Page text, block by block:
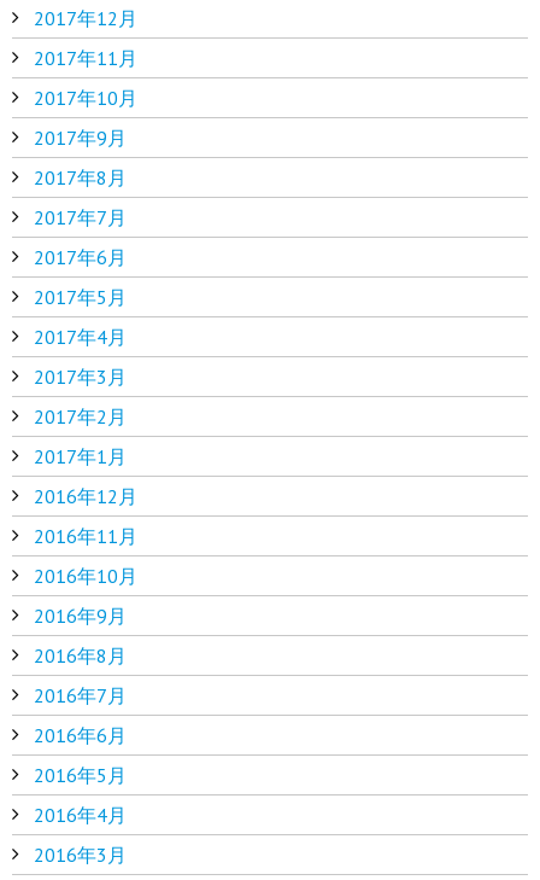
2017年12月
2017年11月
2017年10月
2017年9月
2017年8月
2017年7月
2017年6月
2017年5月
2017年4月
2017年3月
2017年2月
2017年1月
2016年12月
2016年11月
2016年10月
2016年9月
2016年8月
2016年7月
2016年6月
2016年5月
2016年4月
2016年3月